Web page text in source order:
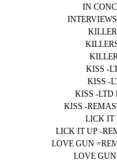
IN
KISS -
KISS -
KISS -LTD
KISS -
LICK IT
LICK IT UP -
LOVE GUN
LOVE